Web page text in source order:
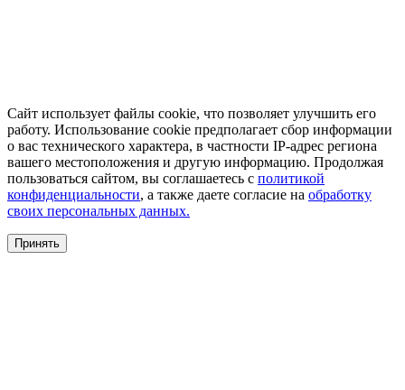
Сайт использует файлы cookie, что позволяет улучшить его
работу. Использование cookie предполагает сбор информации
о вас технического характера, в частности IP-адрес региона
вашего местоположения и другую информацию. Продолжая
пользоваться сайтом, вы соглашаетесь с политикой
конфиденциальности, а также даете согласие на обработку
своих персональных данных.
Принять